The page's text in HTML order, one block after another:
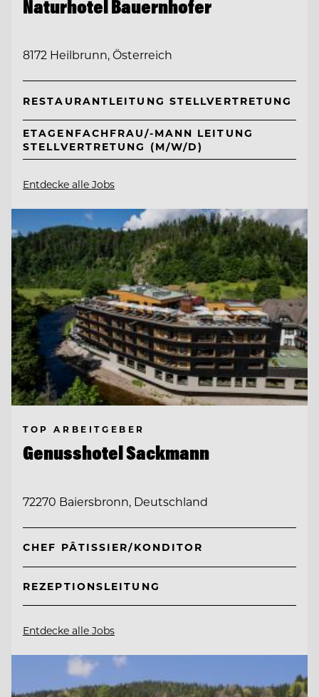
Naturhotel Bauernhofer
8172 Heilbrunn, Österreich
RESTAURANTLEITUNG STELLVERTRETUNG
ETAGENFACHFRAU/-MANN LEITUNG
STELLVERTRETUNG (M/W/D)
Entdecke alle Jobs
TOP ARBEITGEBER
Genusshotel Sackmann
72270 Baiersbronn, Deutschland
CHEF PÂTISSIER/KONDITOR
REZEPTIONSLEITUNG
Entdecke alle Jobs